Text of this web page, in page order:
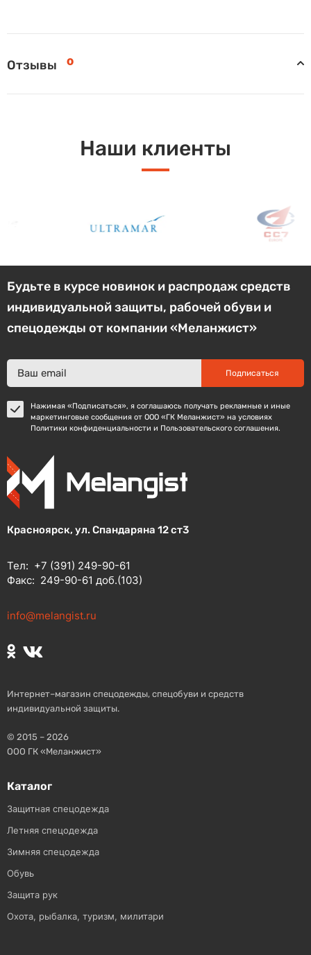
Отзывы 0
Наши клиенты
Будьте в курсе новинок и распродаж средств
индивидуальной защиты, рабочей обуви и
спецодежды от компании «Меланжист»
Подписаться
Нажимая «Подписаться», я соглашаюсь получать рекламные и иные
маркетинговые сообщения от ООО «ГК Меланжист» на условиях
Политики конфиденциальности и Пользовательского соглашения.
Красноярск, ул. Спандаряна 12 ст3
Тел: +7 (391) 249-90-61
Факс: 249-90-61 доб.(103)
info@melangist.ru
Интернет–магазин спецодежды, спецобуви и средств
индивидуальной защиты.
© 2015 – 2026
ООО ГК «Меланжист»
Каталог
Защитная спецодежда
Летняя спецодежда
Зимняя спецодежда
Обувь
Защита рук
Охота, рыбалка, туризм, милитари